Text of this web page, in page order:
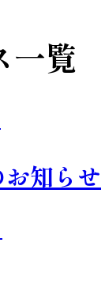
一覧
知らせ